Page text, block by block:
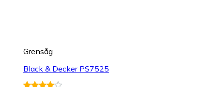
Grensåg
Black & Decker PS7525